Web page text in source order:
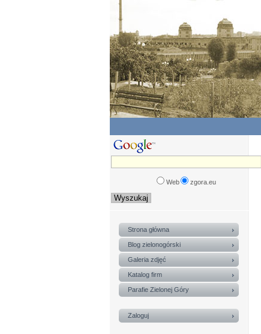
Web zgora.eu
Strona główna
Blog zielonogórski
Galeria zdjęć
Katalog firm
Parafie Zielonej Góry
Zaloguj